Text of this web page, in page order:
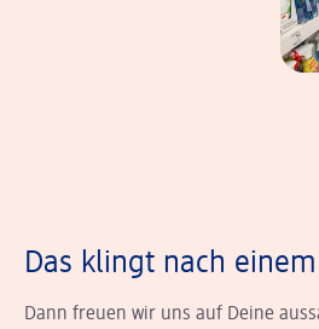
Das klingt nach
Dann freuen wir uns auf Deine